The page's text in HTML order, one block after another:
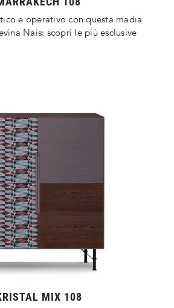
e operativo con questa madia
Nais: scopri le più esclusive
MIX 108